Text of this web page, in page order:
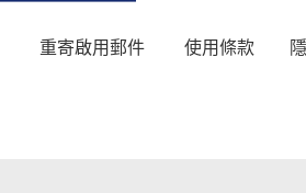
重寄啟用郵件 使用條款